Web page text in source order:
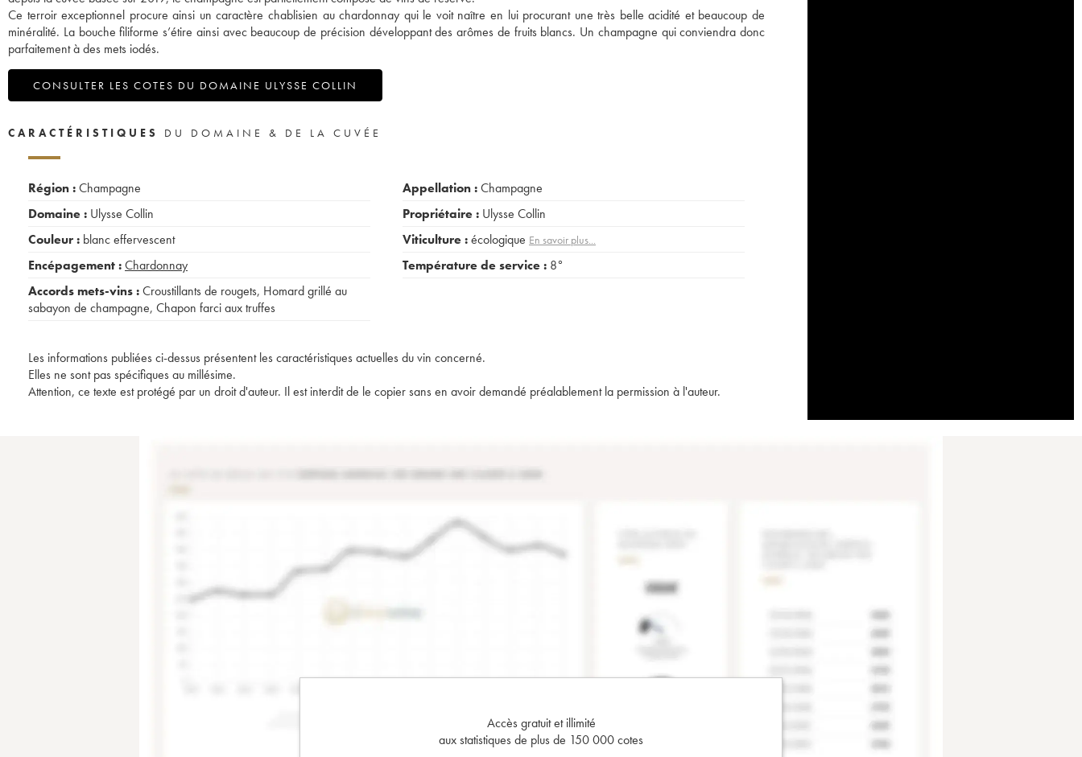
Ce terroir exceptionnel procure ainsi un caractère chablisien au chardonnay qui le voit naître en lui procurant une très belle acidité et beaucoup de
minéralité. La bouche filiforme s’étire ainsi avec beaucoup de précision développant des arômes de fruits blancs. Un champagne qui conviendra donc
parfaitement à des mets iodés.
CONSULTER LES COTES DU DOMAINE ULYSSE COLLIN
CARACTÉRISTIQUES DU DOMAINE & DE LA CUVÉE
Région :Champagne
Domaine : Ulysse Collin
Couleur : blanc effervescent
Encépagement :Chardonnay
Accords mets-vins :Croustillants de rougets, Homard grillé au
sabayon de champagne, Chapon farci aux truffes
Appellation :Champagne
Propriétaire : Ulysse Collin
Viticulture :écologique En savoir plus...
Température de service : 8°
Les informations publiées ci-dessus présentent les caractéristiques actuelles du vin concerné.
Elles ne sont pas spécifiques au millésime.
Attention, ce texte est protégé par un droit d'auteur. Il est interdit de le copier sans en avoir demandé préalablement la permission à l'auteur.
Accès gratuit et illimité
aux statistiques de plus de 150 000 cotes